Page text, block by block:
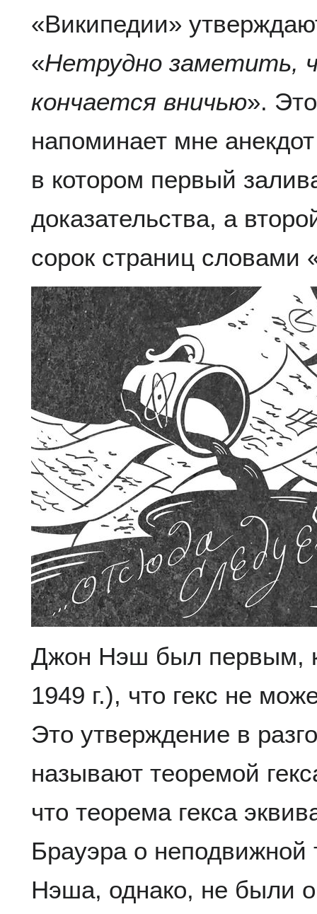
«Википедии»
«Нетрудно заметить,
кончается вничью».
напоминает мне
в котором первый
доказательства, а
сорок страниц словами
Джон Нэш был первым,
1949 г.), что гекс не
Это утверждение в
называют теоремой
что теорема гекса
Брауэра о неподвижной
Нэша, однако, не были